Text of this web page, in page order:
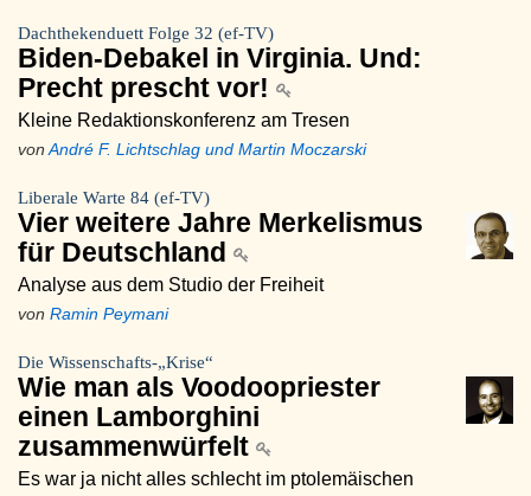
Dachthekenduett Folge 32 (ef-TV)
Biden-Debakel in Virginia. Und:
Precht prescht vor!
Kleine Redaktionskonferenz am Tresen
von André F. Lichtschlag und Martin Moczarski
Liberale Warte 84 (ef-TV)
Vier weitere Jahre Merkelismus
für Deutschland
Analyse aus dem Studio der Freiheit
von Ramin Peymani
Die Wissenschafts-„Krise“
Wie man als Voodoopriester
einen Lamborghini
zusammenwürfelt
Es war ja nicht alles schlecht im ptolemäischen